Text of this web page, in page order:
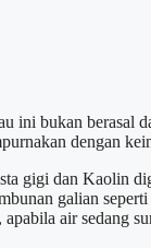
ini bukan
dengan
gigi dan Kaolin
galian
air sedang